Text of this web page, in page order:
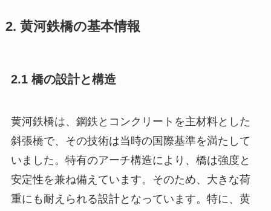
2. 黄河鉄橋の基本情報
2.1 橋の設計と構造
黄河鉄橋は、鋼鉄とコンクリートを主材料とした
斜張橋で、その技術は当時の国際基準を満たして
いました。特有のアーチ構造により、橋は強度と
安定性を兼ね備えています。そのため、大きな荷
重にも耐えられる設計となっています。特に、黄